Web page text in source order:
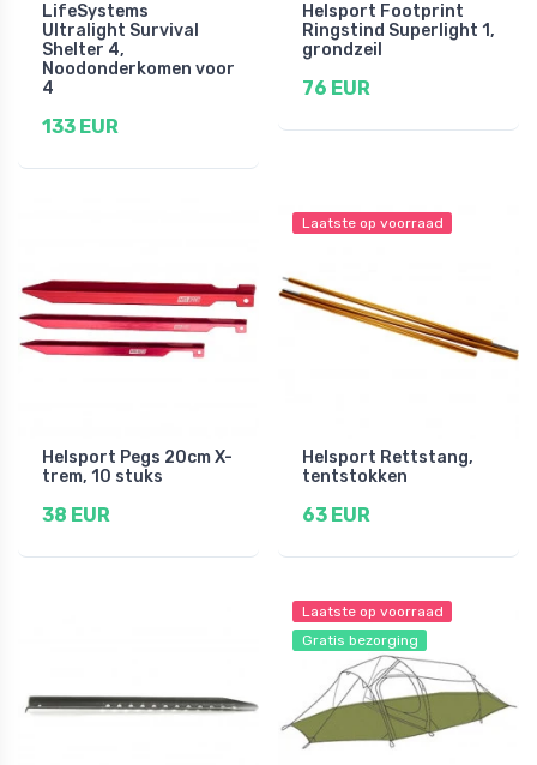
LifeSystems
Ultralight Survival
Shelter 4,
Noodonderkomen voor
4
133 EUR
Helsport Footprint
Ringstind Superlight 1,
grondzeil
76 EUR
Helsport Pegs 20cm X-
trem, 10 stuks
38 EUR
Laatste op voorraad
Helsport Rettstang,
tentstokken
63 EUR
Laatste op voorraad
Gratis bezorging